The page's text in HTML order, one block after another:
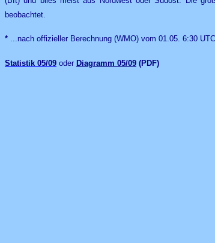
beobachtet.
* ...nach offizieller Berechnung (WMO) vom 01.05. 6:30
Statistik 05/09 oder Diagramm 05/09 (PDF)